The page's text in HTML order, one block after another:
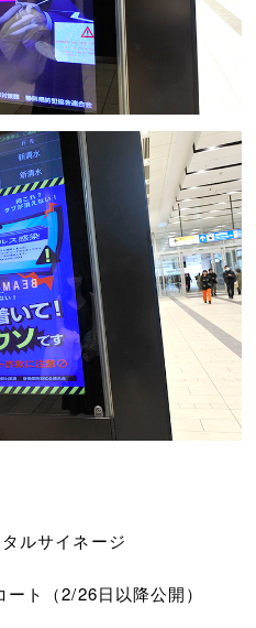
ルサイネージ
ト（2/26日以降公開）